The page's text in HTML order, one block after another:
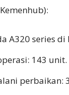
A320 series di
143 unit.
perbaikan: